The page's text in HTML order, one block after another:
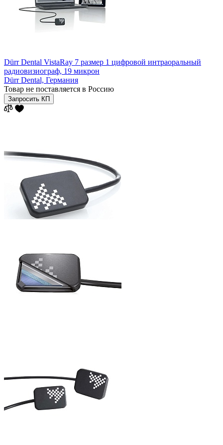
Dürr Dental VistaRay 7 размер 1 цифровой интраоральный
радиовизиограф, 19 микрон
Dürr Dental, Германия
Товар не поставляется в Россию
Запросить КП